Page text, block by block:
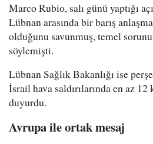
Marco Rubio, salı günü yaptığı
Lübnan arasında bir barış
olduğunu savunmuş, temel
söylemişti.
Lübnan Sağlık Bakanlığı ise
İsrail hava saldırılarında en az
duyurdu.
Avrupa ile ortak mesaj